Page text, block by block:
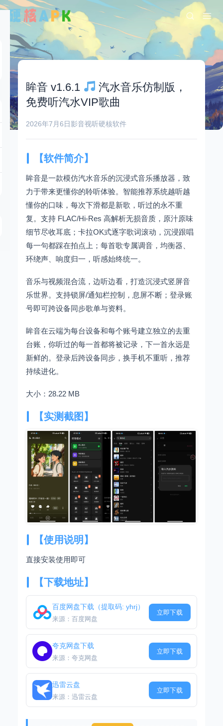
眸音 v1.6.1
汽水音乐仿制版，
免费听汽水VIP歌曲
2026年7月6日影音视听硬核软件
【软件简介】
眸音是一款模仿汽水音乐的沉浸式音乐播放器，致
力于带来更懂你的聆听体验。智能推荐系统越听越
懂你的口味，每次下滑都是新歌，听过的永不重
复。支持 FLAC/Hi-Res 高解析无损音质，原汁原味
细节尽收耳底；卡拉OK式逐字歌词滚动，沉浸跟唱
每一句都踩在拍点上；每首歌专属调音，均衡器、
环绕声、响度归一，听感始终统一。
音乐与视频混合流，边听边看，打造沉浸式竖屏音
乐世界。支持锁屏/通知栏控制，息屏不断；登录账
号即可跨设备同步歌单与资料。
眸音在云端为每台设备和每个账号建立独立的去重
台账，你听过的每一首都将被记录，下一首永远是
新鲜的。登录后跨设备同步，换手机不重听，推荐
持续进化。
大小：28.22 MB
【实测截图】
【使用说明】
直接安装使用即可
【下载地址】
百度网盘下载（提取码: yhrj）
来源：百度网盘
立即下载
夸克网盘下载
来源：夸克网盘
立即下载
迅雷云盘
来源：迅雷云盘
立即下载